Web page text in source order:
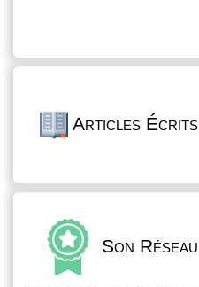
Articles Écrits
Son Réseau